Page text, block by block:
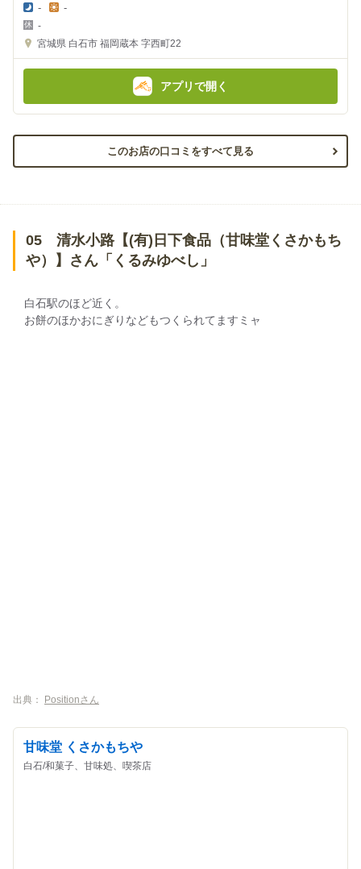
夜
の
金
-
金
額
-
-
宮城県 白石市 福岡蔵本 字西町22
アプリで開く
このお店の口コミをすべて見る
05 清水小路【(有)日下食品（甘味堂くさかもち
や）】さん「くるみゆべし」
白石駅のほど近く。
お餅のほかおにぎりなどもつくられてますミャ
出典： Positionさん
甘味堂 くさかもちや
白石/和菓子、甘味処、喫茶店